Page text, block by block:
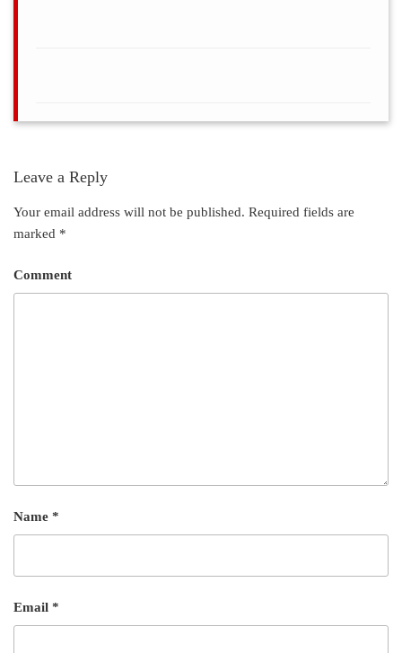
Leave a Reply
Your email address will not be published. Required fields are
marked *
Comment
Name *
Email *